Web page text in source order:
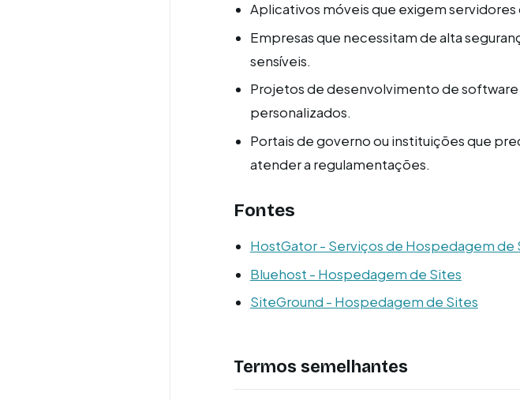
Aplicativos móveis que exigem
Empresas que necessitam de alta
sensíveis.
Projetos de desenvolvimento de
personalizados.
Portais de governo ou instituições que
atender a regulamentações.
Fontes
HostGator - Serviços de Hospedagem de
Bluehost - Hospedagem de Sites
SiteGround - Hospedagem de Sites
Termos semelhantes